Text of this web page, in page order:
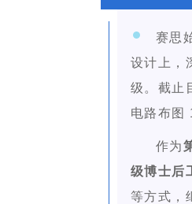
赛思
设计上，
级。截止
电路布图
作为
级博士后
等方式，